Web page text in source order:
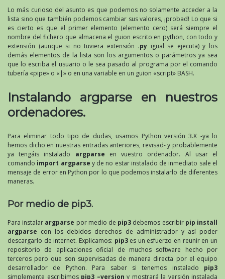
Lo más curioso del asunto es que podemos no solamente acceder a la
lista sino que también podemos cambiar sus valores, ¡probad! Lo que si
es cierto es que el primer elemento (elemento cero) será siempre el
nombre del fichero que almacena el guion escrito en python, con todo y
extensión (aunque si no tuviera extensión .py igual se ejecuta) y los
demás elementos de la lista son los argumentos o parámetros ya sea
que lo escriba el usuario o le sea pasado al programa por el comando
tubería «pipe» o «|» o en una variable en un guion «script» BASH.
Instalando argparse en nuestros
ordenadores.
Para eliminar todo tipo de dudas, usamos Python versión 3.X -ya lo
hemos dicho en nuestras entradas anteriores, revisad- y probablemente
ya tengáis instalado argparse en vuestro ordenador. Al usar el
comando import argparse y de no estar instalado de inmediato sale el
mensaje de error en Python por lo que podemos instalarlo de diferentes
maneras.
Por medio de pip3.
Para instalar argparse por medio de pip3 debemos escribir pip install
argparse con los debidos derechos de administrador y así poder
descargarlo de internet. Explicamos: pip3es un esfuerzo en reunir en un
repositorio de aplicaciones oficial de muchos software hecho por
terceros pero que son supervisadas de manera directa por el equipo
desarrollador de Python. Para saber si tenemos instalado pip3
simplemente escribimos pip3 –version y mostrará la versión instalada